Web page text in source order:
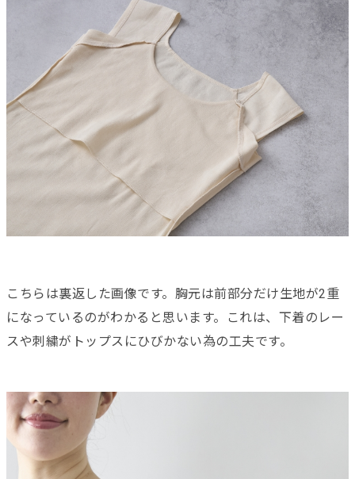
こちらは裏返した画像です。胸元は前部分だけ生地が2重
になっているのがわかると思います。これは、下着のレー
スや刺繍がトップスにひびかない為の工夫です。